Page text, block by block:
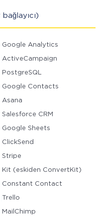
Google Analytics
ActiveCampaign
PostgreSQL
Google Contacts
Asana
Salesforce CRM
Google Sheets
ClickSend
Stripe
Kit (eskiden ConvertKit)
Constant Contact
Trello
MailChimp